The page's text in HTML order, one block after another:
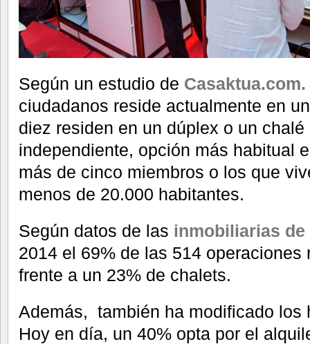
Según un estudio de Casaktua.com.
ciudadanos reside actualmente en
diez residen en un dúplex o un chalé
independiente, opción más habitual
más de cinco miembros o los que
menos de 20.000 habitantes.
Según datos de las inmobiliarias de
2014 el 69% de las 514
frente a un 23% de chalets.
Además, también ha modificado los
Hoy en día, un 40% opta por el